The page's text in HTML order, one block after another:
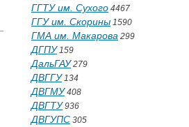
ГГТУ им. Сухого 4467
ГГУ им. Скорины 1590
ГМА им. Макарова 299
ДГПУ159
ДальГАУ279
ДВГГУ134
ДВГМУ408
ДВГТУ936
ДВГУПС 305